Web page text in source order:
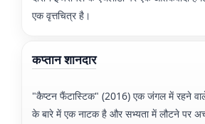
एक वृत्तचित्र है।
कप्तान शानदार
"कैप्टन फैंटास्टिक" (2016) एक जंगल में रहने वाले
के बारे में एक नाटक है और सभ्यता में लौटने पर